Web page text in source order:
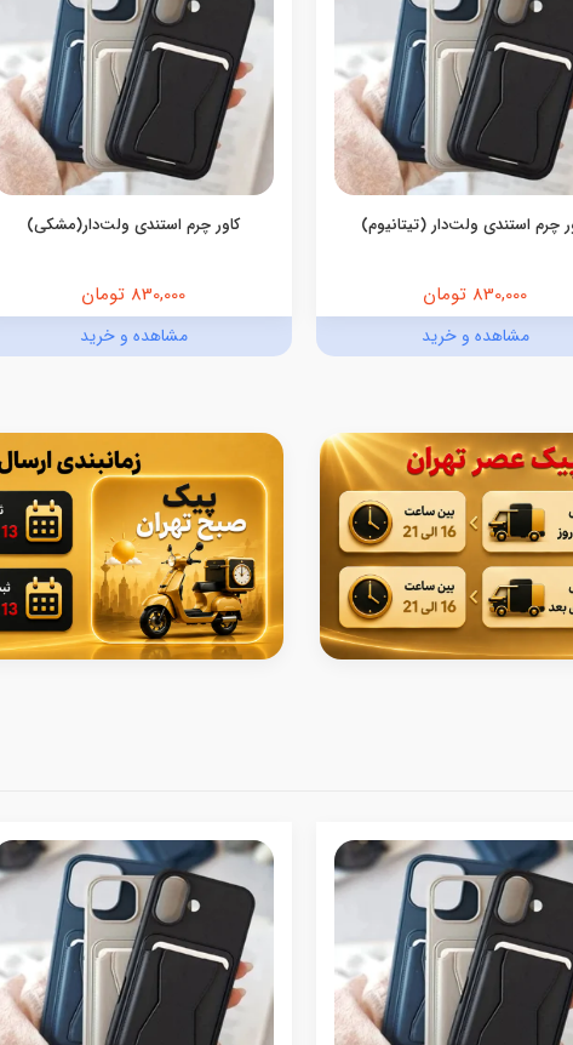
چرم استندی ولت‌دار (تیتانیوم)
830,000 تومان
مشاهده و خرید
کاور چرم استندی ولت‌دار(مشکی)
830,000 تومان
مشاهده و خرید